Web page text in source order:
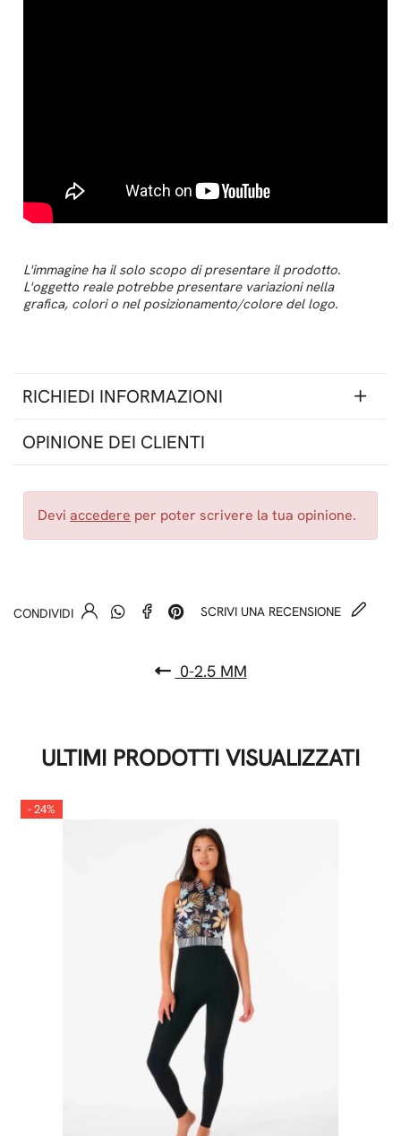
L'immagine ha il solo scopo di presentare il prodotto.
L'oggetto reale potrebbe presentare variazioni nella
grafica, colori o nel posizionamento/colore del logo.
RICHIEDI INFORMAZIONI
OPINIONE DEI CLIENTI
Deviaccedere per poter scrivere la tua opinione.
CONDIVIDI SCRIVI UNA RECENSIONE
0-2.5 MM
ULTIMI PRODOTTI VISUALIZZATI
- 24%